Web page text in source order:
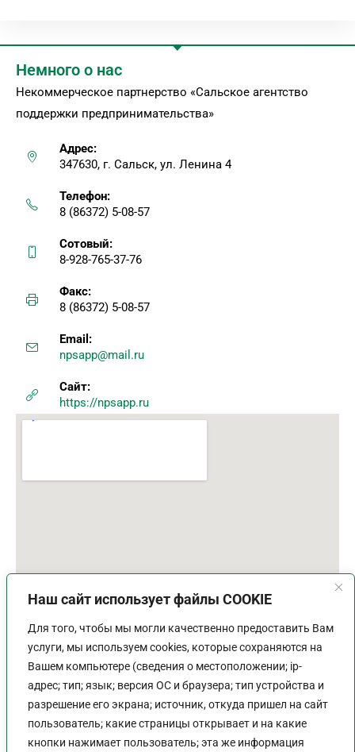
Наш сайт использует файлы COOKIE
Для того, чтобы мы могли качественно предоставить Вам
услуги, мы используем cookies, которые сохраняются на
Вашем компьютере (сведения о местоположении; ip-
адрес; тип; язык; версия ОС и браузера; тип устройства и
разрешение его экрана; источник, откуда пришел на сайт
пользователь; какие страницы открывает и на какие
кнопки нажимает пользователь; эта же информация
Немного о нас
Некоммерческое партнерство «Сальское агентство
поддержки предпринимательства»
Адрес:
347630, г. Сальск, ул. Ленина 4
Телефон:
8 (86372) 5-08-57
Сотовый:
8-928-765-37-76
Факс:
8 (86372) 5-08-57
Email:
npsapp@mail.ru
Сайт:
https://npsapp.ru
График работы